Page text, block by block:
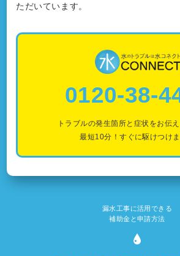
ただいています。
0120-38-
トラブルの発生箇所と症状をお伝え
最短10分！すぐに駆けつけま
漏水工事に活用できる
補助金と申請方法